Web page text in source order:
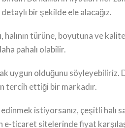
bir şekilde ele alacağız.
türüne, boyutuna ve
pahalı olabilir.
uygun olduğunu söyleyebiliriz.
tercih ettiği bir markadır.
istiyorsanız, çeşitli
ticaret sitelerinde fiyat